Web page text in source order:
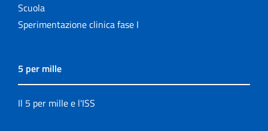
Scuola
Sperimentazione clinica fase I
5 per mille
Il 5 per mille e l'ISS